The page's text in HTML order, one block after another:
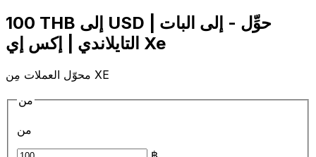
100 THB إلى USD | حوِّل - إلى البات
التايلاندي | إكس إي Xe
محوّل العملات مِن XE
من
من